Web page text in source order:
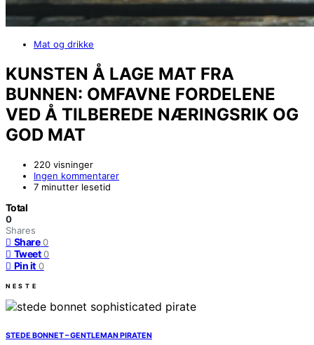
Mat og drikke
KUNSTEN Å LAGE MAT FRA
BUNNEN: OMFAVNE FORDELENE
VED Å TILBEREDE NÆRINGSRIK OG
GOD MAT
220 visninger
Ingen kommentarer
7 minutter lesetid
Total
0
Shares
Share 0
Tweet 0
Pin it 0
NESTE
STEDE BONNET – GENTLEMAN PIRATEN